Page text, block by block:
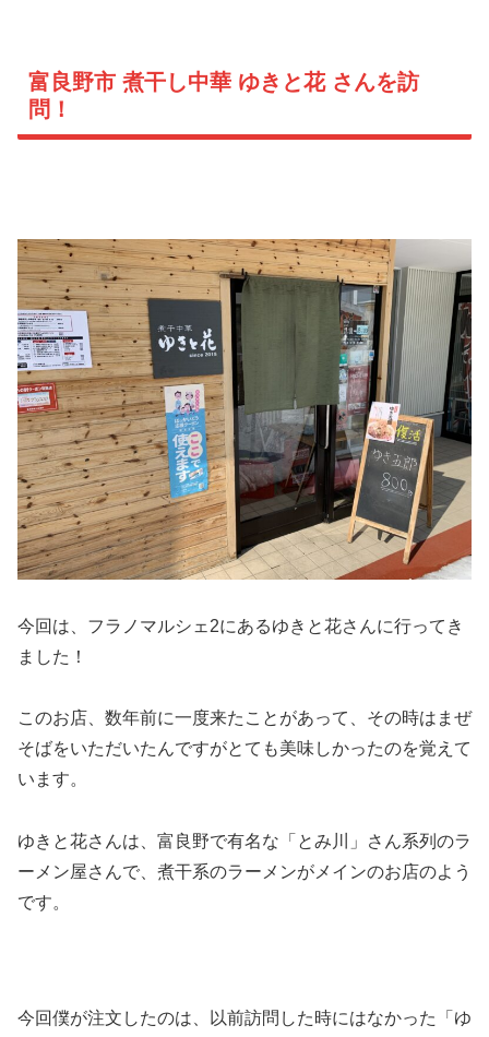
富良野市 煮干し中華 ゆきと花 さんを訪
問！
今回は、フラノマルシェ2にあるゆきと花さんに行ってき
ました！
このお店、数年前に一度来たことがあって、その時はまぜ
そばをいただいたんですがとても美味しかったのを覚えて
います。
ゆきと花さんは、富良野で有名な「とみ川」さん系列のラ
ーメン屋さんで、煮干系のラーメンがメインのお店のよう
です。
今回僕が注文したのは、以前訪問した時にはなかった「ゆ